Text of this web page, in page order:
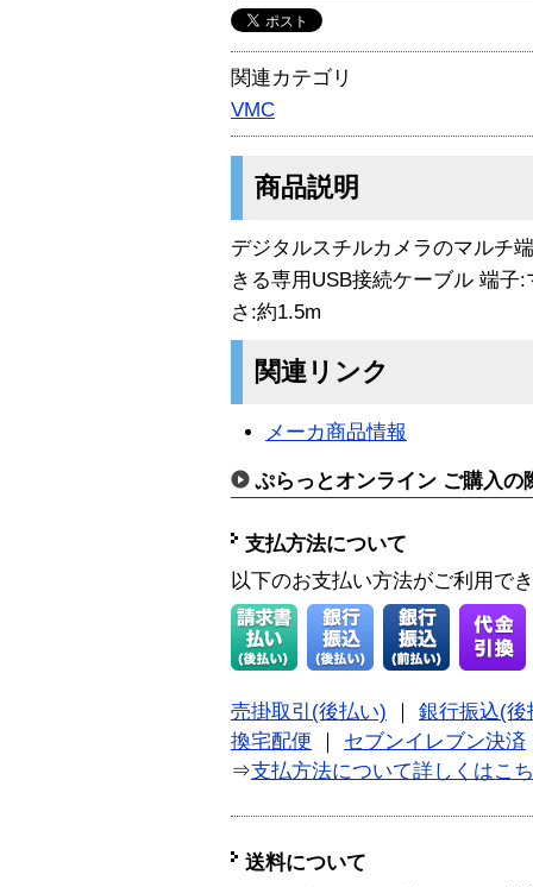
関連カテゴリ
VMC
商品説明
デジタルスチルカメラのマルチ
きる専用USB接続ケーブル 端
さ:約1.5m
関連リンク
メーカ商品情報
ぷらっとオンライン ご購入の
支払方法について
以下のお支払い方法がご利用で
売掛取引(後払い)
銀行振込(後
換宅配便
セブンイレブン決済
⇒支払方法について詳しくはこ
送料について